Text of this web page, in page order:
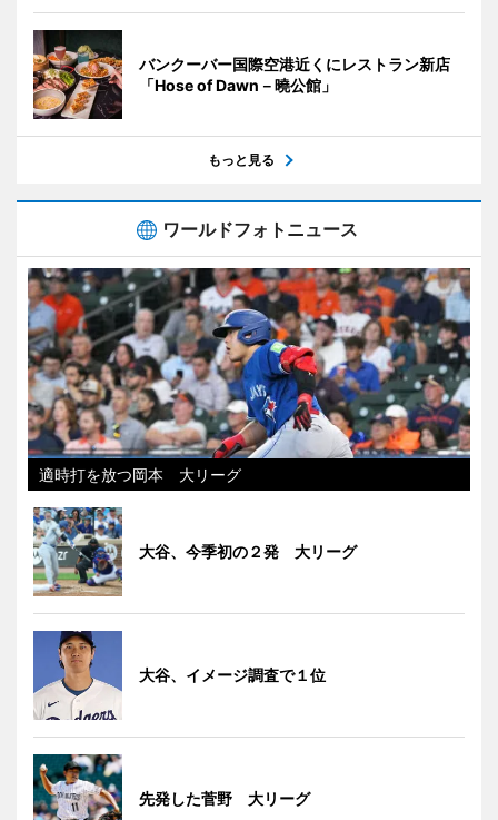
バンクーバー国際空港近くにレストラン新店
「Hose of Dawn－曉公館」
もっと見る
ワールドフォトニュース
適時打を放つ岡本 大リーグ
大谷、今季初の２発 大リーグ
大谷、イメージ調査で１位
先発した菅野 大リーグ